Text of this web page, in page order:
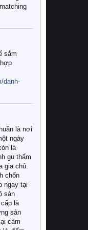
sắm
danh-
là nơi
ngày
là
gu thẩm
gia chủ.
chốn
ngay tại
sản
là
sản
cảm